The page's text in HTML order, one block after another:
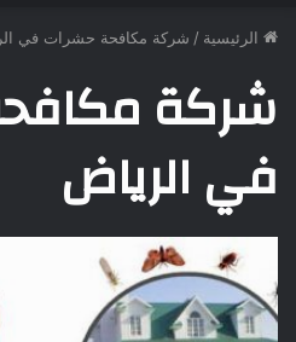
الرئيسية / شركة مكافحة حشرات في
شركة
في الرياض